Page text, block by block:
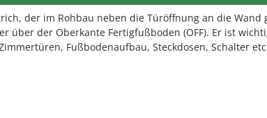
der im Rohbau neben die Türöffnung an die
über der Oberkante Fertigfußboden (OFF). Er ist
Fußbodenaufbau, Steckdosen, Schalter